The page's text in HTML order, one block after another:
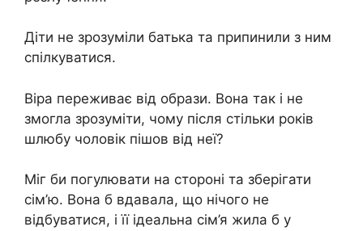
Діти не зрозуміли батька та припинили з ним
спілкуватися.
Віра переживає від образи. Вона так і не
змогла зрозуміти, чому після стільки років
шлюбу чоловік пішов від неї?
Міг би погулювати на стороні та зберігати
сім’ю. Вона б вдавала, що нічого не
відбуватися, і її ідеальна сім’я жила б у